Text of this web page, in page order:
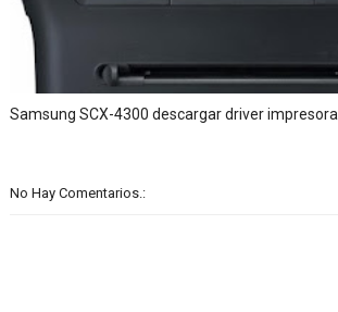
Samsung SCX-4300 descargar driver impresora
No Hay Comentarios.: